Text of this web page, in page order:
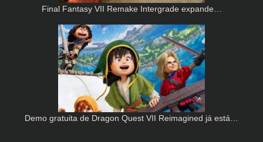
Final Fantasy VII Remake Intergrade expande…
Demo gratuita de Dragon Quest VII Reimagined já está…